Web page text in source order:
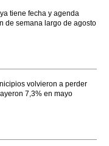
tiene fecha y agenda
de semana largo de agosto
volvieron a perder
7,3% en mayo